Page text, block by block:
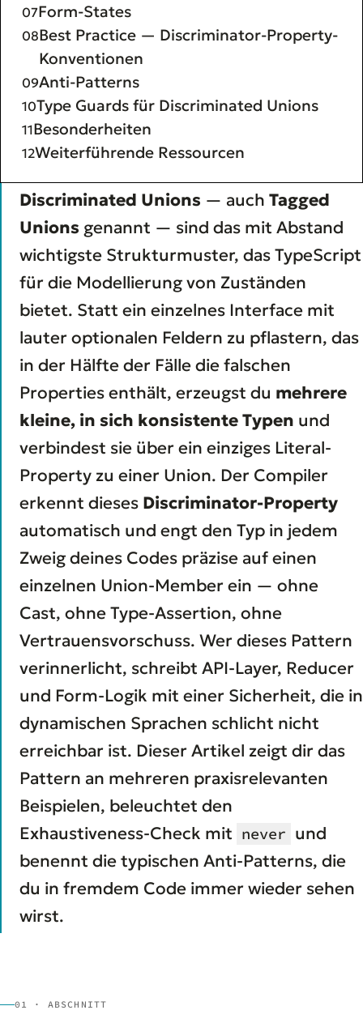
Form-States
Best Practice — Discriminator-Property-
Konventionen
Anti-Patterns
Type Guards für Discriminated Unions
Besonderheiten
Weiterführende Ressourcen
Discriminated Unions — auch Tagged
Unions genannt — sind das mit Abstand
wichtigste Strukturmuster, das TypeScript
für die Modellierung von Zuständen
bietet. Statt ein einzelnes Interface mit
lauter optionalen Feldern zu pflastern, das
in der Hälfte der Fälle die falschen
Properties enthält, erzeugst du mehrere
kleine, in sich konsistente Typen und
verbindest sie über ein einziges Literal-
Property zu einer Union. Der Compiler
erkennt dieses Discriminator-Property
automatisch und engt den Typ in jedem
Zweig deines Codes präzise auf einen
einzelnen Union-Member ein — ohne
Cast, ohne Type-Assertion, ohne
Vertrauensvorschuss. Wer dieses Pattern
verinnerlicht, schreibt API-Layer, Reducer
und Form-Logik mit einer Sicherheit, die in
dynamischen Sprachen schlicht nicht
erreichbar ist. Dieser Artikel zeigt dir das
Pattern an mehreren praxisrelevanten
Beispielen, beleuchtet den
Exhaustiveness-Check mit never und
benennt die typischen Anti-Patterns, die
du in fremdem Code immer wieder sehen
wirst.
01 · ABSCHNITT